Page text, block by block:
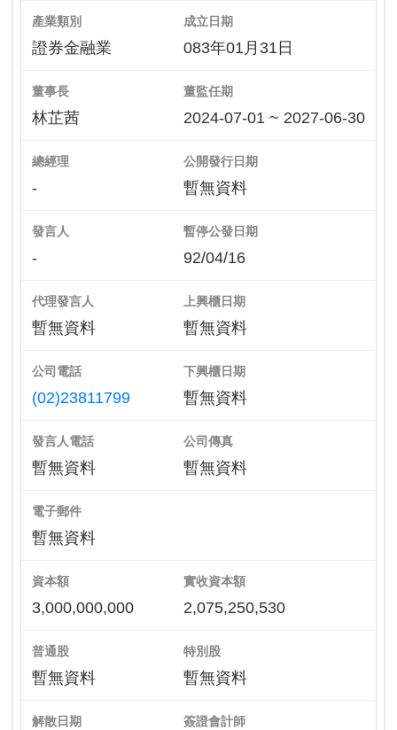
產業類別
證券金融業
成立日期
083年01月31日
董事長
林芷茜
董監任期
2024-07-01 ~ 2027-06-30
總經理
-
公開發行日期
暫無資料
發言人
-
暫停公發日期
92/04/16
代理發言人
暫無資料
上興櫃日期
暫無資料
公司電話
(02)23811799
下興櫃日期
暫無資料
發言人電話
暫無資料
公司傳真
暫無資料
電子郵件
暫無資料
資本額
3,000,000,000
實收資本額
2,075,250,530
普通股
暫無資料
特別股
暫無資料
解散日期 簽證會計師